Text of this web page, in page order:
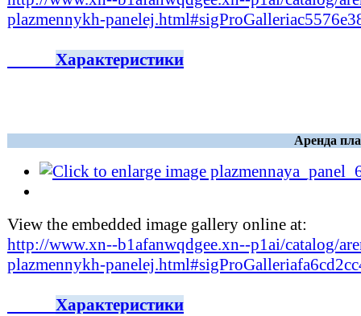
plazmennykh-
Характеристики
Аренда
View the embedded image gallery online at:
http://www.xn--b1afanwqdgee.xn--p1ai/catalog/
plazmennykh-
Характеристики